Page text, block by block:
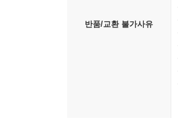
반품/교환 불가사유